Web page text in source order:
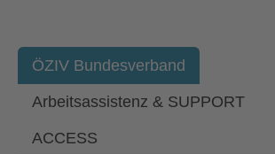
ÖZIV Bundesverband
Arbeitsassistenz & SUPPORT
ACCESS